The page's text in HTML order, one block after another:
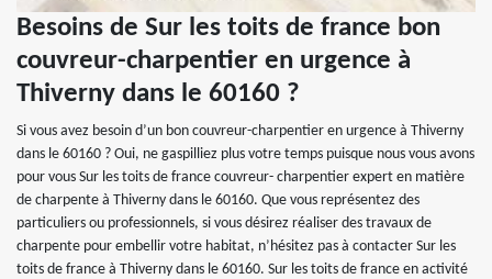
Besoins de Sur les toits de france bon
couvreur-charpentier en urgence à
Thiverny dans le 60160 ?
Si vous avez besoin d’un bon couvreur-charpentier en urgence à Thiverny
dans le 60160 ? Oui, ne gaspilliez plus votre temps puisque nous vous avons
pour vous Sur les toits de france couvreur- charpentier expert en matière
de charpente à Thiverny dans le 60160. Que vous représentez des
particuliers ou professionnels, si vous désirez réaliser des travaux de
charpente pour embellir votre habitat, n’hésitez pas à contacter Sur les
toits de france à Thiverny dans le 60160. Sur les toits de france en activité